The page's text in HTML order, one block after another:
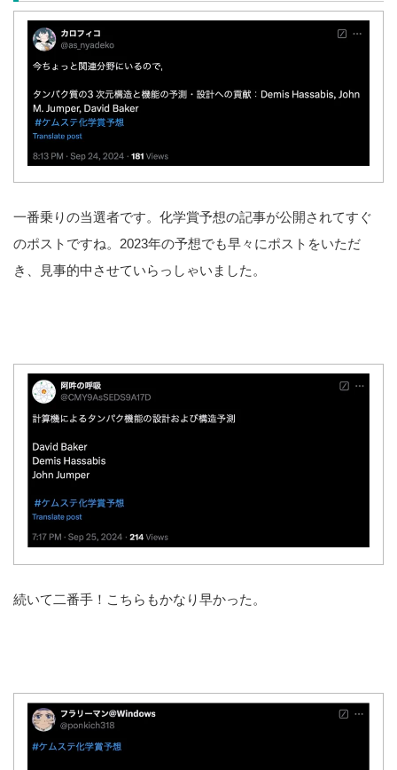
一番乗りの当選者です。化学賞予想の記事が公開されてすぐ
のポストですね。2023年の予想でも早々にポストをいただ
き、見事的中させていらっしゃいました。
続いて二番手！こちらもかなり早かった。